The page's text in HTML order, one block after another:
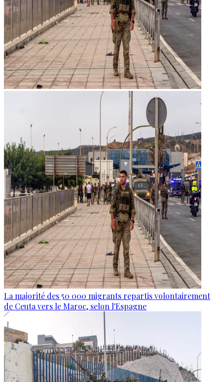
La majorité des 50 000 migrants repartis volontairement
de Ceuta vers le Maroc, selon l'Espagne